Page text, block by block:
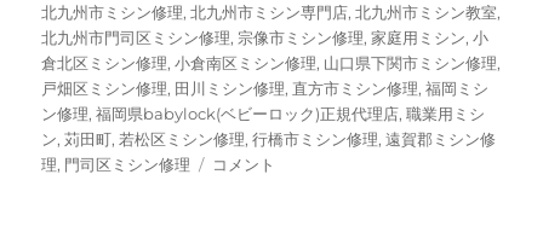
北九州市ミシン修理,北九州市ミシン専門店,北九州市ミシン教室,
北九州市門司区ミシン修理,宗像市ミシン修理,家庭用ミシン,小
倉北区ミシン修理,小倉南区ミシン修理, 山口県下関市ミシン修理,
戸畑区ミシン修理, 田川ミシン修理, 直方市ミシン修理,福岡ミシ
ン修理,福岡県babylock(ベビーロック)正規代理店,職業用ミシ
ン,苅田町,若松区ミシン修理,行橋市ミシン修理,遠賀郡ミシン修
理, 門司区ミシン修理
【ジ
コメント